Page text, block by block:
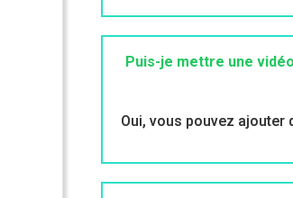
Puis-je mettre une
Oui, vous pouvez